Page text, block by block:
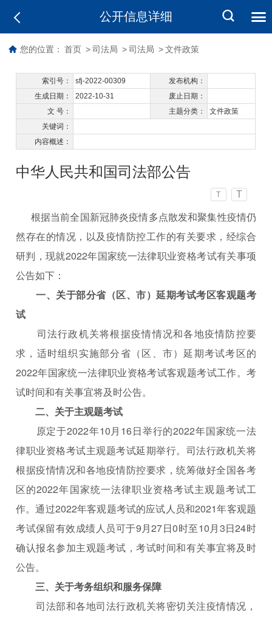
公开信息详细
您的位置： 首页 > 司法局 > 司法局 > 文件政策
索引号： sfj-2022-00309
发布机构：
生成日期：
2022-10-31
废止日期：
文 号：
主题分类：
文件政策
关键词：
内容概述：
中华人民共和国司法部公告
T T
根据当前全国新冠肺炎疫情多点散发和聚集性疫情仍
然存在的情况，以及疫情防控工作的有关要求，经综合
研判，现就2022年国家统一法律职业资格考试有关事项
公告如下：
一、关于部分省（区、市）延期考试考区客观题考
试
司法行政机关将根据疫情情况和各地疫情防控要
求，适时组织实施部分省（区、市）延期考试考区的
2022年国家统一法律职业资格考试客观题考试工作。考
试时间和有关事宜将及时公告。
二、关于主观题考试
原定于2022年10月16日举行的2022年国家统一法
律职业资格考试主观题考试延期举行。司法行政机关将
根据疫情情况和各地疫情防控要求，统筹做好全国各考
区的2022年国家统一法律职业资格考试主观题考试工
作。通过2022年客观题考试的应试人员和2021年客观题
考试保留有效成绩人员可于9月27日0时至10月3日24时
确认报名参加主观题考试，考试时间和有关事宜将及时
公告。
三、关于考务组织和服务保障
司法部和各地司法行政机关将密切关注疫情情况，